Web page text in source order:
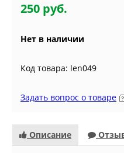
250 руб.
Нет в наличии
Код товара: len049
Задать вопрос о товаре
Описание